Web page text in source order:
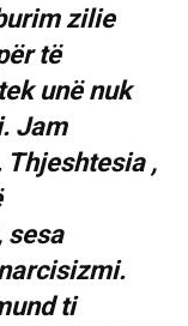
zilie
të
unё nuk
Jam
Thjeshtesia ,
sesa
ti